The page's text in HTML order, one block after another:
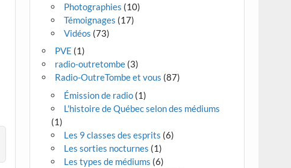
Photographies (10)
Témoignages (17)
Vidéos (73)
PVE (1)
radio-outretombe (3)
Radio-OutreTombe et vous (87)
Émission de radio (1)
L'histoire de Québec selon des médiums
(1)
Les 9 classes des esprits (6)
Les sorties nocturnes (1)
Les types de médiums (6)